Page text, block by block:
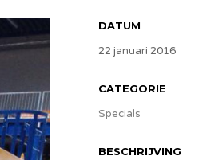
DATUM
22 januari 2016
CATEGORIE
Specials
BESCHRIJVING